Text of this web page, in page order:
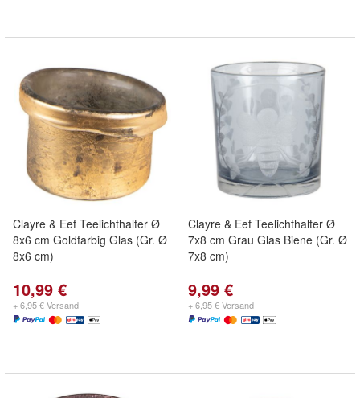
Clayre & Eef Teelichthalter Ø
8x6 cm Goldfarbig Glas (Gr. Ø
8x6 cm)
10,99 €
+ 6,95 € Versand
Clayre & Eef Teelichthalter Ø
7x8 cm Grau Glas Biene (Gr. Ø
7x8 cm)
9,99 €
+ 6,95 € Versand